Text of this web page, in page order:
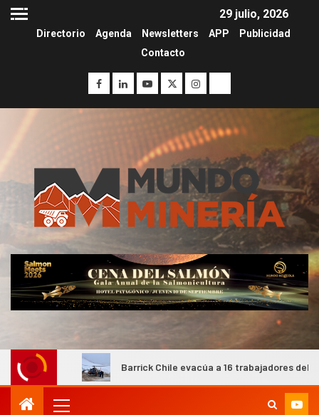
29 julio, 2026
Directorio Agenda Newsletters APP
Publicidad
Contacto
Barrick Chile evacúa a 16 trabajadores del